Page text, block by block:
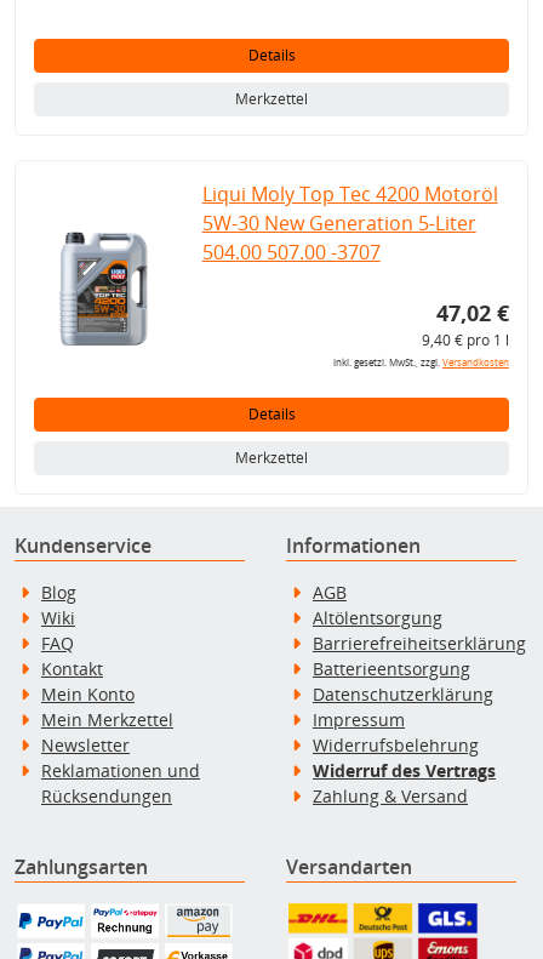
Details
Merkzettel
Liqui Moly Top Tec 4200 Motoröl
5W-30 New Generation 5-Liter
504.00 507.00 -3707
47,02 €
9,40 € pro 1 l
inkl. gesetzl. MwSt., zzgl.Versandkosten
Details
Merkzettel
Kundenservice
Blog
Wiki
FAQ
Kontakt
Mein Konto
Mein Merkzettel
Newsletter
Reklamationen und
Rücksendungen
Informationen
AGB
Altölentsorgung
Barrierefreiheitserklärung
Batterieentsorgung
Datenschutzerklärung
Impressum
Widerrufsbelehrung
Widerruf des Vertrags
Zahlung & Versand
Zahlungsarten Versandarten